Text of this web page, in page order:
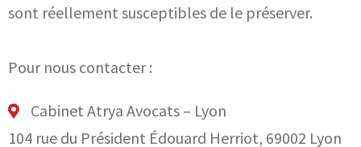
sont réellement susceptibles de le préserver.
Pour nous contacter :
Cabinet Atrya Avocats – Lyon
104 rue du Président Édouard Herriot, 69002 Lyon